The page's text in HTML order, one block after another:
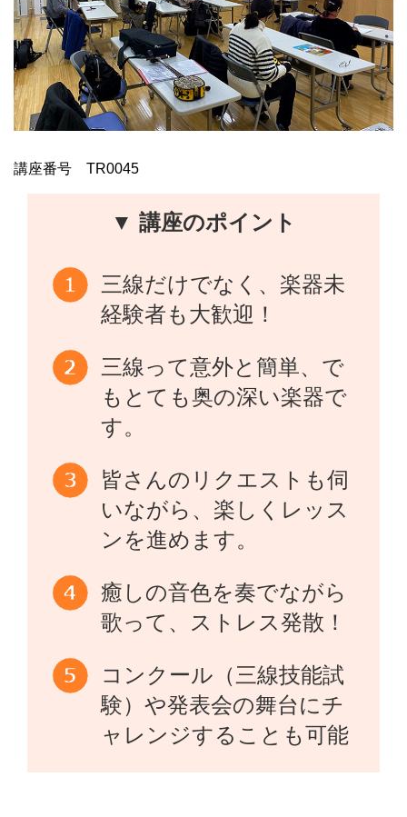
講座番号 TR0045
▼ 講座のポイント
三線だけでなく、楽器未
経験者も大歓迎！
三線って意外と簡単、で
もとても奥の深い楽器で
す。
皆さんのリクエストも伺
いながら、楽しくレッス
ンを進めます。
癒しの音色を奏でながら
歌って、ストレス発散！
コンクール（三線技能試
験）や発表会の舞台にチ
ャレンジすることも可能